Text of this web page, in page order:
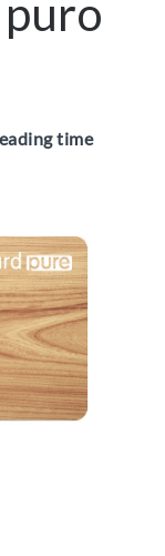
time